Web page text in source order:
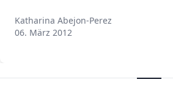
Katharina Abejon-Perez
Katharina Abejon-Perez
06. März 2012